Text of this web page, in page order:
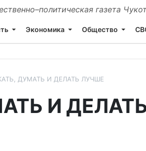
газета
Экономика Общество
ДУМАТЬ И ДЕЛАТЬ ЛУЧШЕ
И